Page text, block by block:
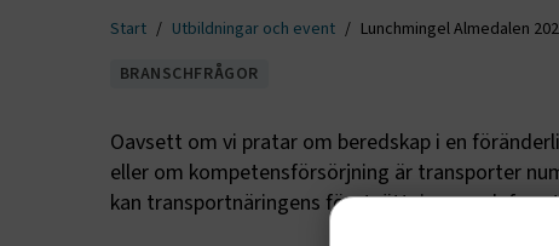
Start Utbildningar och event Lunchmingel Almedalen
BRANSCHFRÅGOR
Oavsett om vi pratar om beredskap i en
eller om kompetensförsörjning är transporter
kan transportnäringens förutsättningar och